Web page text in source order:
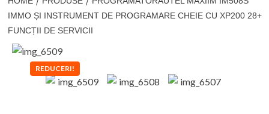
IMMO ȘI INSTRUMENT DE PROGRAMARE CHEIE CU XP200 28+
FUNCȚII DE SERVICII
REDUCERI!